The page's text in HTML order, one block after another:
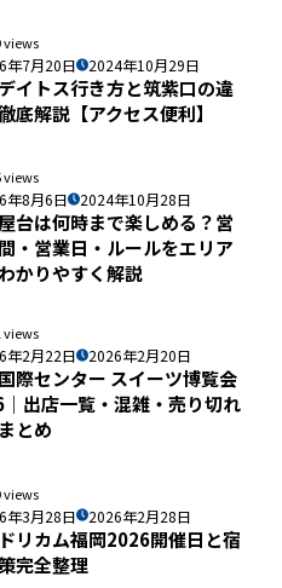
views
年7月20日 2024年10月29日
イトス行き方と筑紫口の違
底解説【アクセス便利】
views
年8月6日 2024年10月28日
台は何時まで楽しめる？営
・営業日・ルールをエリア
かりやすく解説
views
年2月22日 2026年2月20日
際センター スイーツ博覧会
出店一覧・混雑・売り切れ
とめ
views
年3月28日 2026年2月28日
リカム福岡2026開催日と宿
完全整理